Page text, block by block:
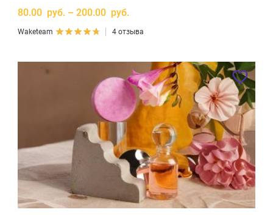
80.00 руб. – 200.00 руб.
Waketeam 4 отзыва